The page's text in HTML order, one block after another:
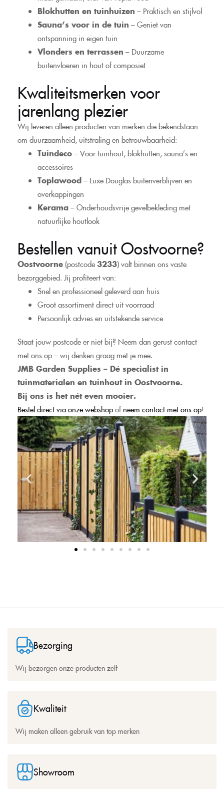
Blokhutten en tuinhuizen – Praktisch en stijlvol
Sauna’s voor in de tuin – Geniet van
ontspanning in eigen tuin
Vlonders en terrassen – Duurzame
buitenvloeren in hout of composiet
Kwaliteitsmerken voor
jarenlang plezier
Wij leveren alleen producten van merken die bekendstaan
om duurzaamheid, uitstraling en betrouwbaarheid:
Tuindeco– Voor tuinhout, blokhutten, sauna’s en
accessoires
Toplawood– Luxe Douglas buitenverblijven en
overkappingen
Kerama– Onderhoudsvrije gevelbekleding met
natuurlijke houtlook
Bestellen vanuit Oostvoorne?
Oostvoorne (postcode3233) valt binnen ons vaste
bezorggebied. Jij profiteert van:
Snel en professioneel geleverd aan huis
Groot assortiment direct uit voorraad
Persoonlijk advies en uitstekende service
Staat jouw postcode er niet bij? Neem dan gerust contact
met ons op – wij denken graag met je mee.
JMB Garden Supplies – Dé specialist in
tuinmaterialen en tuinhout in Oostvoorne.
Bij ons is het nét even mooier.
Bestel direct via onze webshopofneem contact met ons op!
Bezorging
Wij bezorgen onze producten zelf
Kwaliteit
Wij maken alleen gebruik van top merken
Showroom